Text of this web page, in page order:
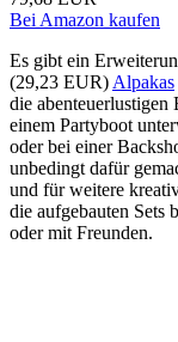
Bei Amazon kaufen
Es gibt ein
(29,23 EUR) Alpakas
die
einem Partyboot
oder bei einer
unbedingt dafür
und für weitere
die aufgebauten Sets
oder mit Freunden.